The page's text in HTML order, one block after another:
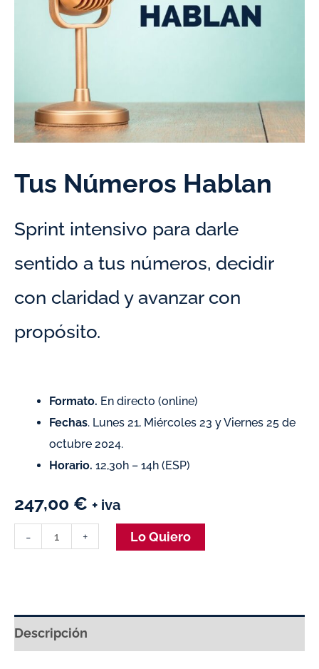
Tus Números Hablan
Sprint intensivo para darle
sentido a tus números, decidir
con claridad y avanzar con
propósito.
Formato. En directo (online)
Fechas. Lunes 21, Miércoles 23 y Viernes 25 de
octubre 2024.
Horario. 12,30h – 14h (ESP)
247,00 € + iva
- + Lo Quiero
Descripción